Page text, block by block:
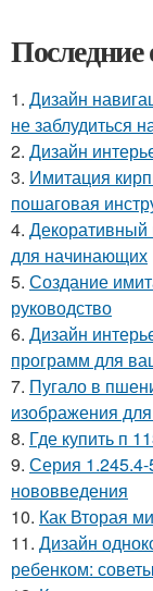
Последние
1. Дизайн
не заблудиться
2. Дизайн
3. Имитация
пошаговая
4. Декоративный
для начинающих
5. Создание
руководство
6. Дизайн
программ для
7. Пугало в
изображения
8. Где купить п
9. Серия
нововведения
10. Как Вторая
11. Дизайн
ребенком: